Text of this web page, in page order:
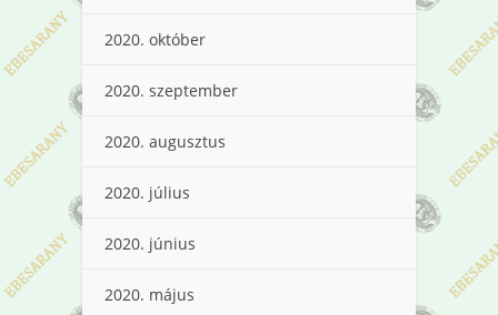
2020. október
2020. szeptember
2020. augusztus
2020. július
2020. június
2020. május